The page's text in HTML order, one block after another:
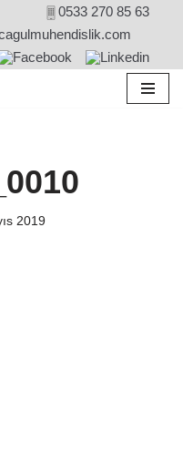
0533 270 85 63
2019